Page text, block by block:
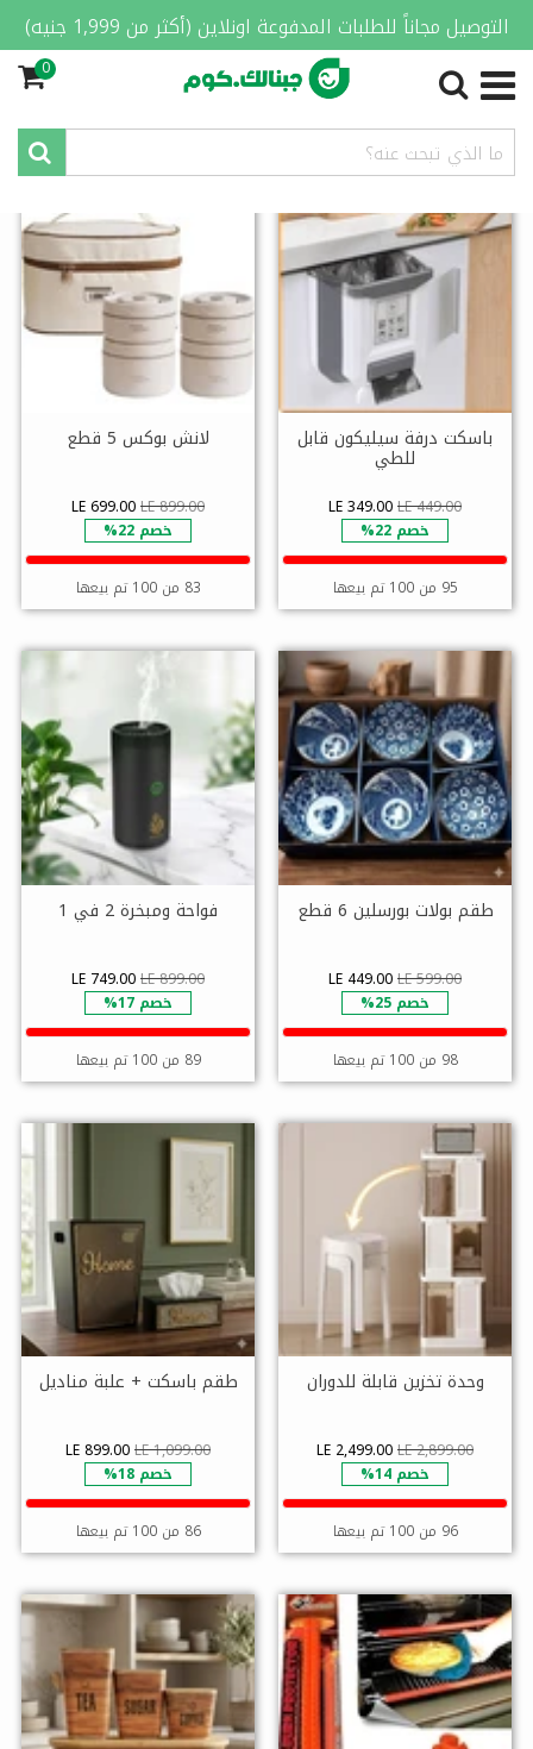
التوصيل مجاناً للطلبات المدفوعة اونلاين (أكثر من 1,999 جنيه)
0
منتجات مميزة
باسكت درفة سيليكون قابل
للطي
LE 349.00LE 449.00
خصم 22%
95 من 100 تم بيعها
لانش بوكس 5 قطع
LE 699.00LE 899.00
خصم 22%
83 من 100 تم بيعها
طقم بولات بورسلين 6 قطع
LE 449.00LE 599.00
خصم 25%
98 من 100 تم بيعها
فواحة ومبخرة 2 في 1
LE 749.00LE 899.00
خصم 17%
89 من 100 تم بيعها
وحدة تخزين قابلة للدوران
LE 2,499.00LE 2,899.00
خصم 14%
96 من 100 تم بيعها
طقم باسكت + علبة مناديل
LE 899.00LE 1,099.00
خصم 18%
86 من 100 تم بيعها